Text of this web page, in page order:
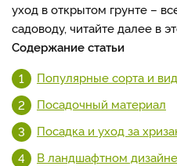
уход в открытом грунте –
садоводу, читайте далее в
Содержание статьи
Популярные сорта и
Посадочный материал
Посадка и уход за
В ландшафтном дизайне